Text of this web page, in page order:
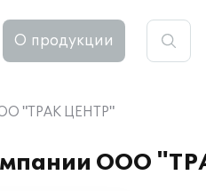
О продукции
"ТРАК ЦЕНТР"
ООО